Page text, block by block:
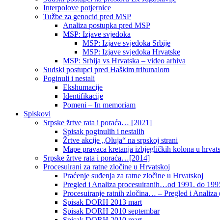
Interpolove potjernice
Tužbe za genocid pred MSP
Analiza postupka pred MSP
MSP: Izjave svjedoka
MSP: Izjave svjedoka Srbije
MSP: Izjave svjedoka Hrvatske
MSP: Srbija vs Hrvatska – video arhiva
Sudski postupci pred Haškim tribunalom
Poginuli i nestali
Ekshumacije
Identifikacije
Pomeni – In memoriam
Spiskovi
Srpske žrtve rata i poraća… [2021]
Spisak poginulih i nestalih
Žrtve akcije „Oluja“ na srpskoj strani
Mape pravaca kretanja izbjegličkih kolona u
Srpske žrtve rata i poraća…[2014]
Procesuirani za ratne zločine u Hrvatskoj
Praćenje suđenja za ratne zločine u Hrvatskoj
Pregled i Analiza procesuiranih…od 1991. do
Procesuiranje ratnih zločina… – Pregled i Analiza
Spisak DORH 2013 mart
Spisak DORH 2010 septembar